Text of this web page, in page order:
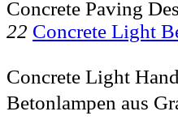
Concrete Paving
22 Concrete Light
Concrete Light
Betonlampen aus